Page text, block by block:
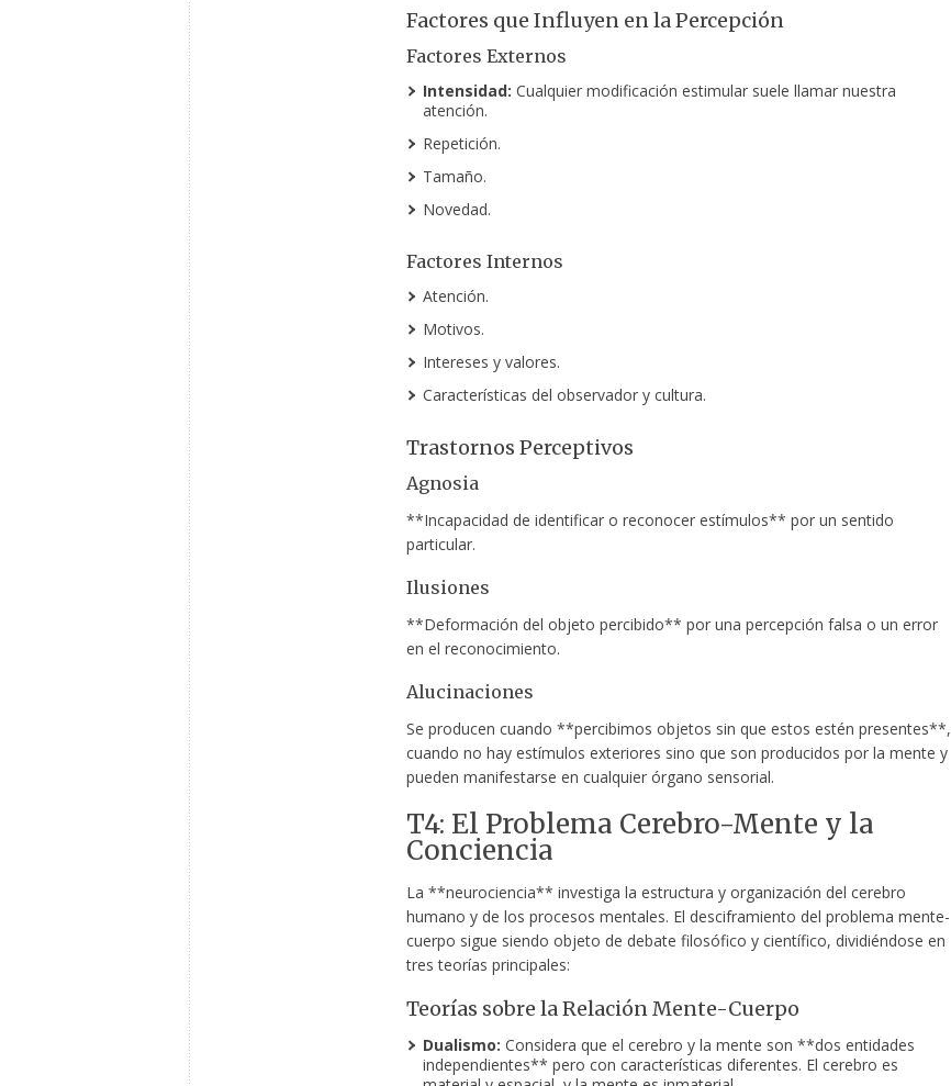
Factores que Influyen en la Percepción
Factores Externos
Intensidad: Cualquier modificación estimular suele llamar nuestra
atención.
Repetición.
Tamaño.
Novedad.
Factores Internos
Atención.
Motivos.
Intereses y valores.
Características del observador y cultura.
Trastornos Perceptivos
Agnosia
**Incapacidad de identificar o reconocer estímulos** por un sentido
particular.
Ilusiones
**Deformación del objeto percibido** por una percepción falsa o un error
en el reconocimiento.
Alucinaciones
Se producen cuando **percibimos objetos sin que estos estén presentes**,
cuando no hay estímulos exteriores sino que son producidos por la mente y
pueden manifestarse en cualquier órgano sensorial.
T4: El Problema Cerebro-Mente y la
Conciencia
La **neurociencia** investiga la estructura y organización del cerebro
humano y de los procesos mentales. El desciframiento del problema mente-
cuerpo sigue siendo objeto de debate filosófico y científico, dividiéndose en
tres teorías principales:
Teorías sobre la Relación Mente-Cuerpo
Dualismo: Considera que el cerebro y la mente son **dos entidades
independientes** pero con características diferentes. El cerebro es